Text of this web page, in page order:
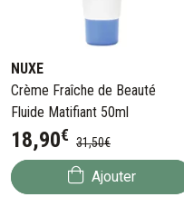
NUXE
Crème Fraîche de Beauté
Fluide Matifiant 50ml
18,90€ 31,50€
Ajouter